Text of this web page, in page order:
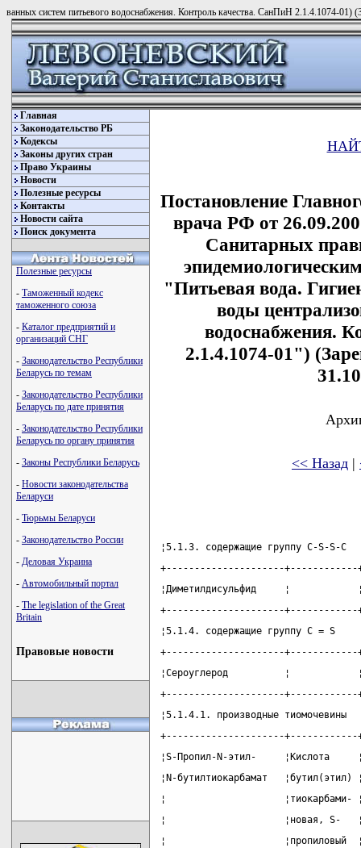
ванных систем питьевого водоснабжения. Контроль качества. СанПиН 2.1.4.1074-
Главная
Законодательство РБ
Кодексы
Законы других стран
Право Украины
Новости
Полезные ресурсы
Контакты
Новости сайта
Поиск документа
Полезные ресурсы
- Таможенный кодекс
таможенного союза
- Каталог предприятий и
организаций СНГ
- Законодательство Республики
Беларусь по темам
- Законодательство Республики
Беларусь по дате принятия
- Законодательство Республики
Беларусь по органу принятия
- Законы Республики Беларусь
- Новости законодательства
Беларуси
- Тюрьмы Беларуси
- Законодательство России
- Деловая Украина
- Автомобильный портал
- The legislation of the Great
Britain
Правовые новости
Постановление
врача РФ от
Санитарных
"Питьевая вода.
воды
водоснабжения.
2.1.4.1074-01")
<< Назад |
¦5.1.3. содержащие группу
+---------------------+------------
¦Диметилдисульфид     ¦
+---------------------+------------
¦5.1.4. содержащие группу
+---------------------+------------
¦Сероуглерод          ¦
+---------------------+------------
¦5.1.4.1. производные
+---------------------+------------
¦S-Пропил-N-этил-     ¦Кислота
¦N-бутилтиокарбамат
¦
¦                     ¦новая, S-
¦